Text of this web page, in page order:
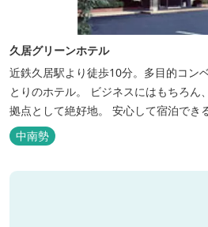
久居グリーンホテル
近鉄久居駅より徒歩10分。多目的コン
とりのホテル。 ビジネスにはもちろん
拠点として絶好地。 安心して宿泊でき
スも行き届いています。一志・ 嬉野の
中南勢